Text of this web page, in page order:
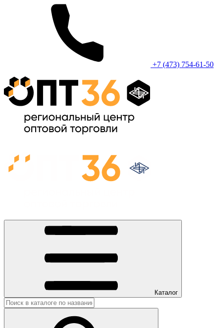
+7 (473) 754-61-50
Каталог